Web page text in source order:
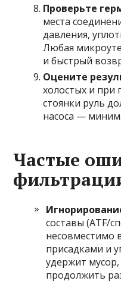
Проверьте
места
давления,
Любая
и быстрый
Оцените
холостых и при
стоянки руль
насоса —
Частые
составы (ATF/
несовместимо
присадками и
удержит
продолжить